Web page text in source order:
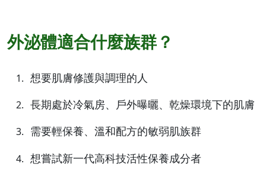
外泌體適合什麼族群？
想要肌膚修護與調理的人
長期處於冷氣房、戶外曝曬、乾燥環境下的肌膚
需要輕保養、溫和配方的敏弱肌族群
想嘗試新一代高科技活性保養成分者